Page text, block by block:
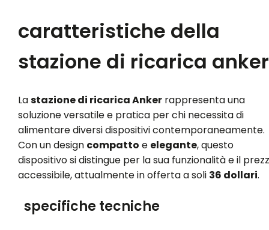
caratteristiche della
stazione di ricarica anker
Lastazione di ricarica Ankerrappresenta una
soluzione versatile e pratica per chi necessita di
alimentare diversi dispositivi contemporaneamente.
Con un design compatto e elegante, questo
dispositivo si distingue per la sua funzionalità e il
accessibile, attualmente in offerta a soli 36 dollari.
specifiche tecniche